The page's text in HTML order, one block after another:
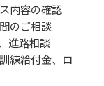
内容の確認
のご相談
進路相談
練給付金、ロ